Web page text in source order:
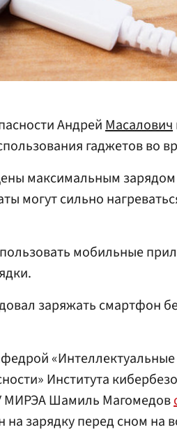
АндрейМасалович
гаджетов во
максимальным зарядом
могут сильно
мобильные
заряжать смартфон
Института
МИРЭА Шамиль Магомедов
на зарядку перед сном на